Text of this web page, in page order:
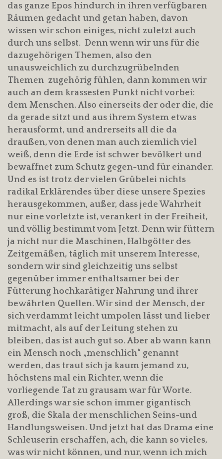
das ganze Epos hindurch in ihren verfügbaren
Räumen gedacht und getan haben, davon
wissen wir schon einiges, nicht zuletzt auch
durch uns selbst. Denn wenn wir uns für die
dazugehörigen Themen, also den
unausweichlich zu durchzugrübelnden
Themen zugehörig fühlen, dann kommen wir
auch an dem krassesten Punkt nicht vorbei:
dem Menschen. Also einerseits der oder die, die
da gerade sitzt und aus ihrem System etwas
herausformt, und andrerseits all die da
draußen, von denen man auch ziemlich viel
weiß, denn die Erde ist schwer bevölkert und
bewaffnet zum Schutz gegen-und für einander.
Und es ist trotz der vielen Grübelei nichts
radikal Erklärendes über diese unsere Spezies
herausgekommen, außer, dass jede Wahrheit
nur eine vorletzte ist, verankert in der Freiheit,
und völlig bestimmt vom Jetzt. Denn wir füttern
ja nicht nur die Maschinen, Halbgötter des
Zeitgemäßen, täglich mit unserem Interesse,
sondern wir sind gleichzeitig uns selbst
gegenüber immer enthaltsamer bei der
Fütterung hochkarätiger Nahrung und ihrer
bewährten Quellen. Wir sind der Mensch, der
sich verdammt leicht umpolen lässt und lieber
mitmacht, als auf der Leitung stehen zu
bleiben, das ist auch gut so. Aber ab wann kann
ein Mensch noch „menschlich“ genannt
werden, das traut sich ja kaum jemand zu,
höchstens mal ein Richter, wenn die
vorliegende Tat zu grausam war für Worte.
Allerdings war sie schon immer gigantisch
groß, die Skala der menschlichen Seins-und
Handlungsweisen. Und jetzt hat das Drama eine
Schleuserin erschaffen, ach, die kann so vieles,
was wir nicht können, und nur, wenn ich mich